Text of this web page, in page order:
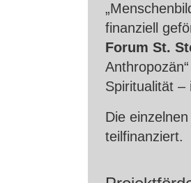
finanziell
Forum St.
Spiritualität –
Die
teilfinanziert.